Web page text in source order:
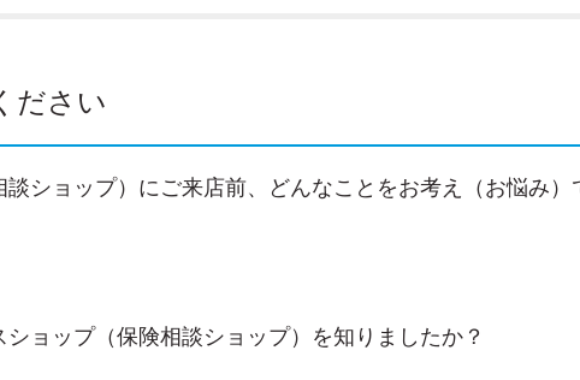
ださい
ショップ）にご来店前、どんなことをお考え（お悩み）
ョップ（保険相談ショップ）を知りましたか？